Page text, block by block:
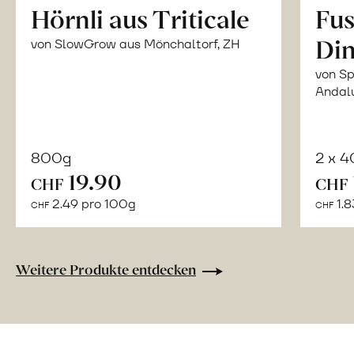
Hörnli aus Triticale
von SlowGrow aus Mönchaltorf, ZH
800g
CHF 19.90
CHF 2.49 pro 100g
von
2 x
CHF
CHF
Weitere Produkte entdecken